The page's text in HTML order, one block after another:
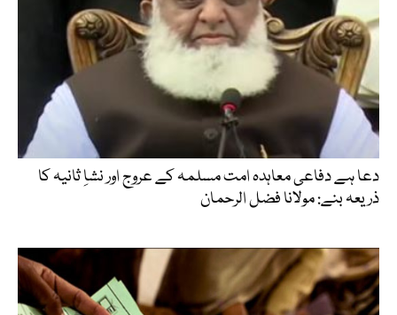
دعا ہے دفاعی معاہدہ امت مسلمہ کے عروج اور نشاِ ثانیہ کا
ذریعہ بنے: مولانا فضل الرحمان